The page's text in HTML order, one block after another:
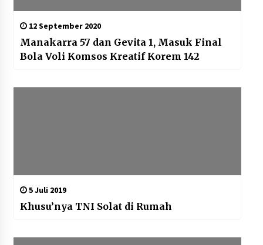
12 September 2020
Manakarra 57 dan Gevita 1, Masuk Final
Bola Voli Komsos Kreatif Korem 142
5 Juli 2019
Khusu’nya TNI Solat di Rumah